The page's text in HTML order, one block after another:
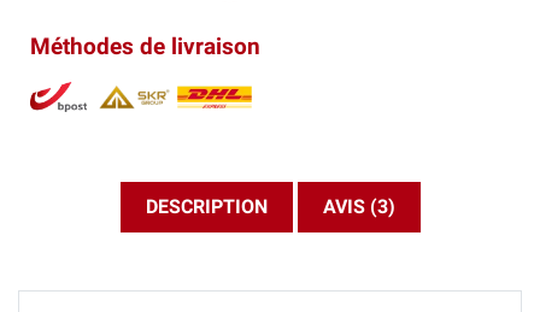
Méthodes de livraison
DESCRIPTION AVIS (3)